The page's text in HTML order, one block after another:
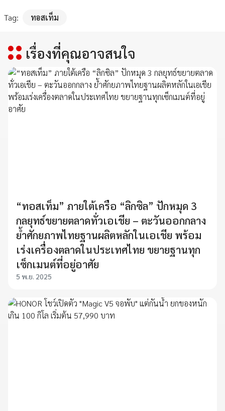
Tag: ทอสเท็ม
เรื่องที่คุณอาจสนใจ
“ทอสเท็ม” ภายใต้เครือ “ลิกซิล” ปักหมุด 3
กลยุทธ์ขยายตลาดทั่วเอเชีย – ตะวันออกกลาง
ย้ำศักยภาพไทยฐานผลิตหลักในเอเชีย พร้อม
เร่งเครื่องตลาดในประเทศไทย ขยายฐานทุก
เซ็กเมนต์ที่อยู่อาศัย
5 พ.ย. 2025